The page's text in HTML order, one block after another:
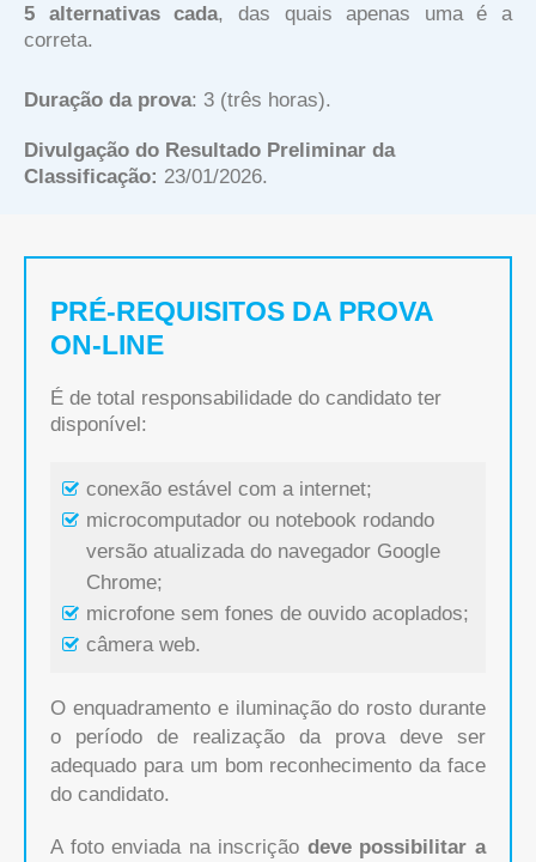
5 alternativas cada, das quais apenas uma é a
correta.
Duração da prova: 3 (três horas).
Divulgação do Resultado Preliminar da
Classificação: 23/01/2026.
PRÉ-REQUISITOS DA PROVA
ON-LINE
É de total responsabilidade do candidato ter
disponível:
conexão estável com a internet;
microcomputador ou notebook rodando
versão atualizada do navegador Google
Chrome;
microfone sem fones de ouvido acoplados;
câmera web.
O enquadramento e iluminação do rosto durante
o período de realização da prova deve ser
adequado para um bom reconhecimento da face
do candidato.
A foto enviada na inscrição deve possibilitar a